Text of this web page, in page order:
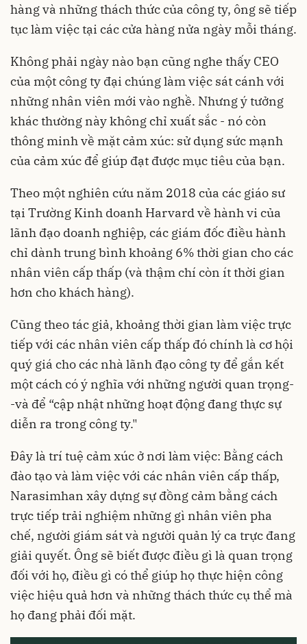
hàng và những thách thức của công ty, ông sẽ tiếp
tục làm việc tại các cửa hàng nửa ngày mỗi tháng.
Không phải ngày nào bạn cũng nghe thấy CEO
của một công ty đại chúng làm việc sát cánh với
những nhân viên mới vào nghề. Nhưng ý tưởng
khác thường này không chỉ xuất sắc - nó còn
thông minh về mặt cảm xúc: sử dụng sức mạnh
của cảm xúc để giúp đạt được mục tiêu của bạn.
Theo một nghiên cứu năm 2018 của các giáo sư
tại Trường Kinh doanh Harvard về hành vi của
lãnh đạo doanh nghiệp, các giám đốc điều hành
chỉ dành trung bình khoảng 6% thời gian cho các
nhân viên cấp thấp (và thậm chí còn ít thời gian
hơn cho khách hàng).
Cũng theo tác giả, khoảng thời gian làm việc trực
tiếp với các nhân viên cấp thấp đó chính là cơ hội
quý giá cho các nhà lãnh đạo công ty để gắn kết
một cách có ý nghĩa với những người quan trọng-
-và để “cập nhật những hoạt động đang thực sự
diễn ra trong công ty."
Đây là trí tuệ cảm xúc ở nơi làm việc: Bằng cách
đào tạo và làm việc với các nhân viên cấp thấp,
Narasimhan xây dựng sự đồng cảm bằng cách
trực tiếp trải nghiệm những gì nhân viên pha
chế, người giám sát và người quản lý ca trực đang
giải quyết. Ông sẽ biết được điều gì là quan trọng
đối với họ, điều gì có thể giúp họ thực hiện công
việc hiệu quả hơn và những thách thức cụ thể mà
họ đang phải đối mặt.